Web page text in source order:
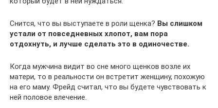
Снится, что вы выступаете в роли щенка? Вы слишком
устали от повседневных хлопот, вам пора
отдохнуть, и лучше сделать это в одиночестве.
Когда мужчина видит во сне много щенков возле их
матери, то в реальности он встретит женщину, похожую
на его маму. Фрейд считал, что вы будете чувствовать к
ней половое влечение.